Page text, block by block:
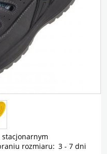
rozmiaru: 3 - 7 dni